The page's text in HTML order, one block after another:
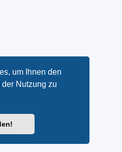
um Ihnen den
Nutzung zu